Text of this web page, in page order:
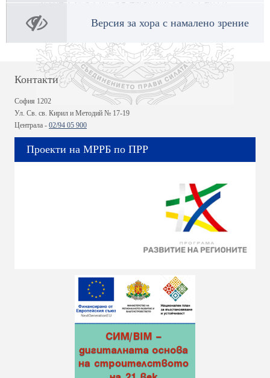
Версия за хора с намалено зрение
Контакти
София 1202
Ул. Св. св. Кирил и Методий № 17-19
Централа - 02/94 05 900
Проекти на МРРБ по ПРР